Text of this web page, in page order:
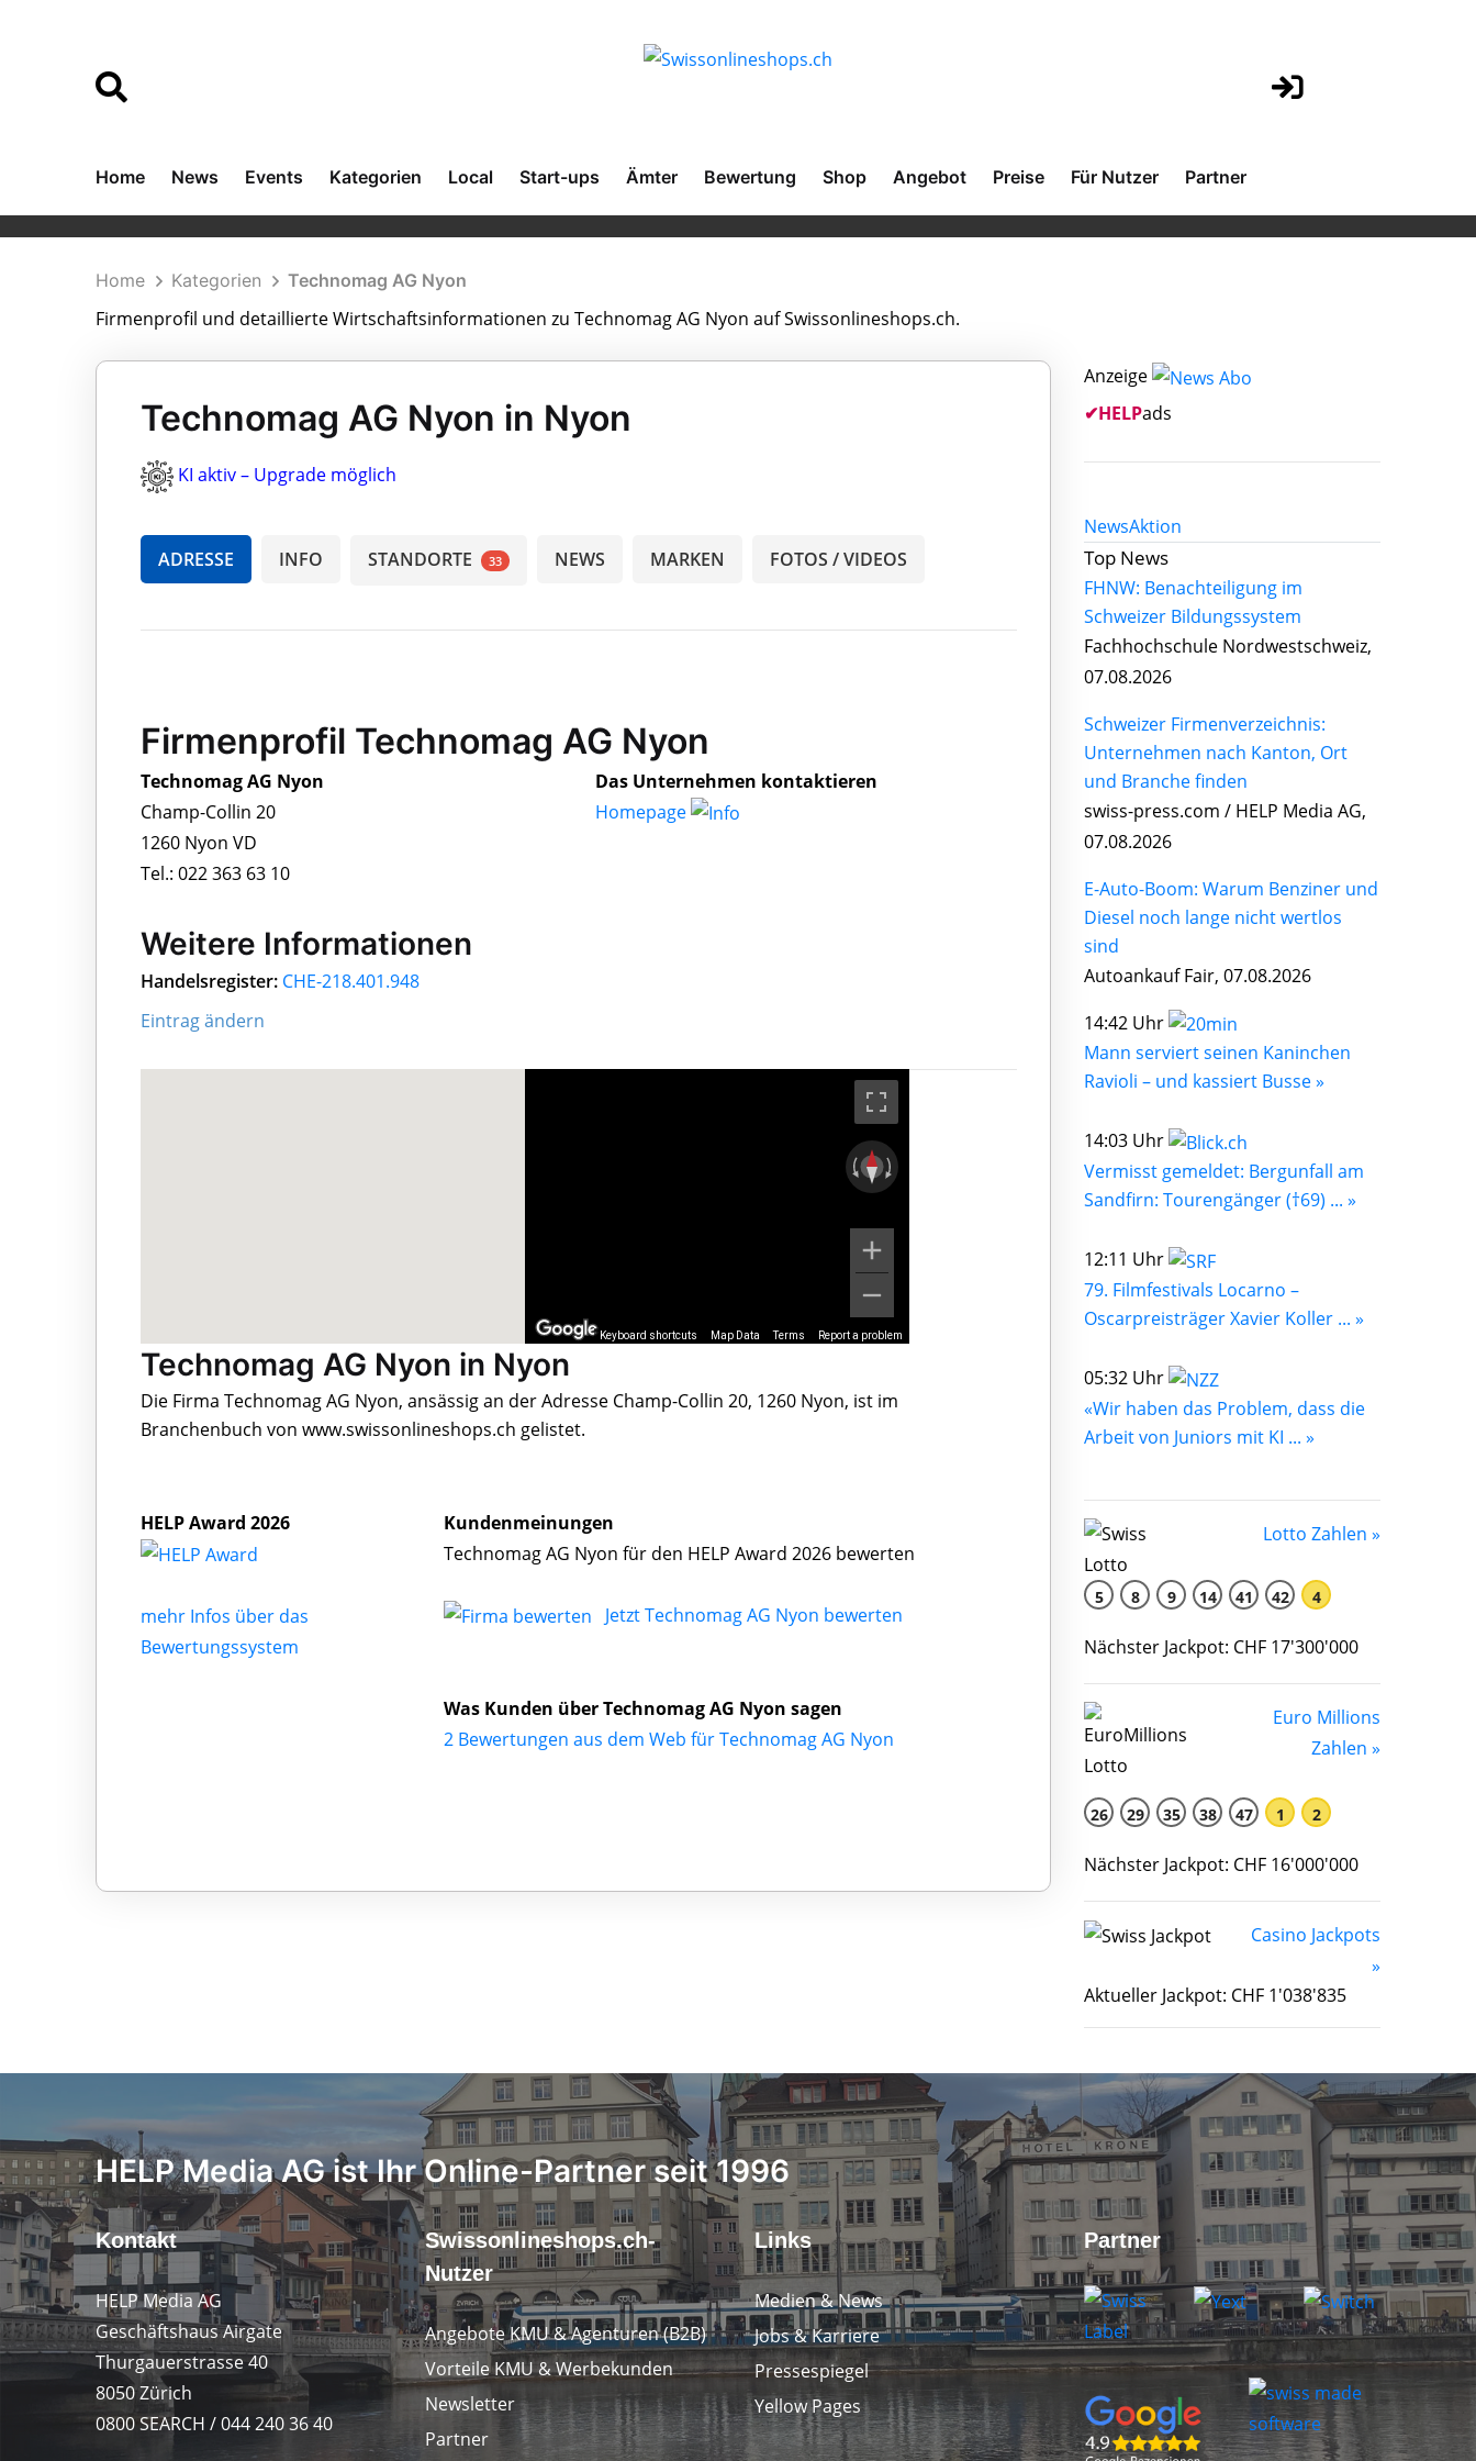
Home News Events Kategorien Local Start-ups Ämter Bewertung Shop Angebot Preise Für Nutzer Partner
Home Kategorien Technomag AG Nyon
Firmenprofil und detaillierte Wirtschaftsinformationen zu Technomag AG Nyon auf Swissonlineshops.ch.
Technomag AG Nyon in Nyon
KI aktiv – Upgrade möglich
ADRESSE INFO STANDORTE 33 NEWS MARKEN FOTOS / VIDEOS
Firmenprofil Technomag AG Nyon
Technomag AG Nyon
Champ-Collin 20
1260 Nyon VD
Tel.: 022 363 63 10
Das Unternehmen kontaktieren
Homepage
Weitere Informationen
Handelsregister: CHE-218.401.948
Eintrag ändern
Keyboard shortcuts Map Data Terms Report a problem
Technomag AG Nyon in Nyon
Die Firma Technomag AG Nyon, ansässig an der Adresse Champ-Collin 20, 1260 Nyon, ist im
Branchenbuch von www.swissonlineshops.ch gelistet.
HELP Award 2026
mehr Infos über das
Bewertungssystem
Kundenmeinungen
Technomag AG Nyon für den HELP Award 2026 bewerten
Jetzt Technomag AG Nyon bewerten
Was Kunden über Technomag AG Nyon sagen
2 Bewertungen aus dem Web für Technomag AG Nyon
Anzeige
✔HELPads
NewsAktion
Top News
FHNW: Benachteiligung im
Schweizer Bildungssystem
Fachhochschule Nordwestschweiz,
07.08.2026
Schweizer Firmenverzeichnis:
Unternehmen nach Kanton, Ort
und Branche finden
swiss-press.com / HELP Media AG,
07.08.2026
E-Auto-Boom: Warum Benziner und
Diesel noch lange nicht wertlos
sind
Autoankauf Fair, 07.08.2026
14:42 Uhr
Mann serviert seinen Kaninchen
Ravioli – und kassiert Busse »
14:03 Uhr
Vermisst gemeldet: Bergunfall am
Sandfirn: Tourengänger (†69) ... »
12:11 Uhr
79. Filmfestivals Locarno –
Oscarpreisträger Xavier Koller ... »
05:32 Uhr
«Wir haben das Problem, dass die
Arbeit von Juniors mit KI ... »
Lotto Zahlen »
5 8 9 14 41 42 4
Nächster Jackpot: CHF 17'300'000
Euro Millions
Zahlen »
26 29 35 38 47 1 2
Nächster Jackpot: CHF 16'000'000
Casino Jackpots
»
Aktueller Jackpot: CHF 1'038'835
HELP Media AG ist Ihr Online-Partner seit 1996
Kontakt
HELP Media AG
Geschäftshaus Airgate
Thurgauerstrasse 40
8050 Zürich
0800 SEARCH / 044 240 36 40
Swissonlineshops.ch-
Nutzer
Angebote KMU & Agenturen (B2B)
Vorteile KMU & Werbekunden
Newsletter
Partner
Links
Medien & News
Jobs & Karriere
Pressespiegel
Yellow Pages
Partner